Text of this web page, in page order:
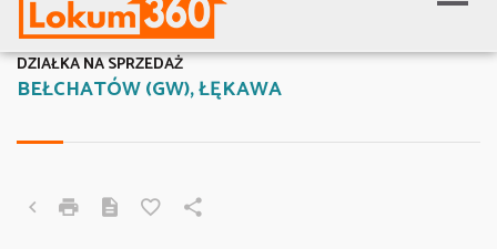
BEŁCHATÓW (GW), ŁĘKAWA
DZIAŁKA NA SPRZEDAŻ